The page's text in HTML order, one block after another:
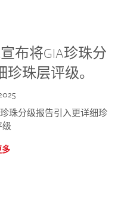
布将GIA珍珠分
珠层评级。
珠分级报告引入更详细珍
级